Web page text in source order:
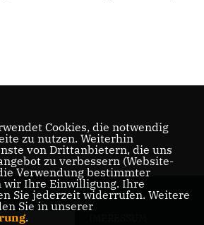
Cookies, die notwendig
zu nutzen. Weiterhin
von Drittanbietern, die uns
zu verbessern (Website-
Verwendung bestimmter
wir Ihre Einwilligung. Ihre
Sie jederzeit widerrufen. Weitere
Sie in unserer
.